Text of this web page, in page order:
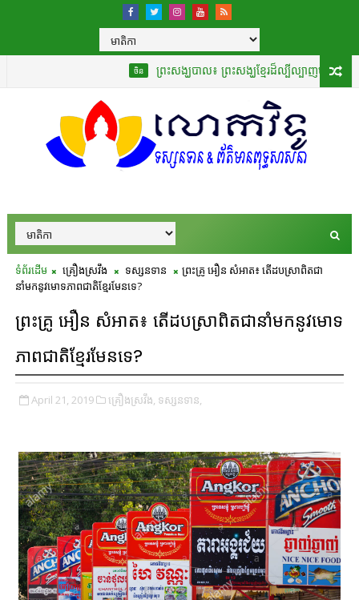
ព្រះសង្ឃបាល៖ ព្រះសង្ឃខ្មែរដ៏ល្បីល្បាញបំផុតដែលបានប
ទំព័រដើម គ្រឿងស្រវឹង ទស្សនទាន
ព្រះគ្រូ អឿន សំអាត៖ តើដបស្រាពិតជា
នាំមកនូវមោទភាពជាតិខ្មែរមែនទេ?
ព្រះគ្រូ អឿន សំអាត៖ តើដបស្រាពិតជានាំមកនូវមោទ
ភាពជាតិខ្មែរមែនទេ?
April 21, 2019 គ្រឿងស្រវឹង, ទស្សនទាន,